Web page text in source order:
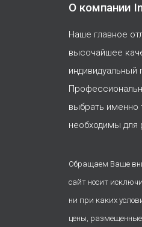
О компании
Наше главное
высочайшее
индивидуальный
выбрать именно
необходимы для
Обращаем Ваше
сайт носит
ни при каких
цены, размещенные